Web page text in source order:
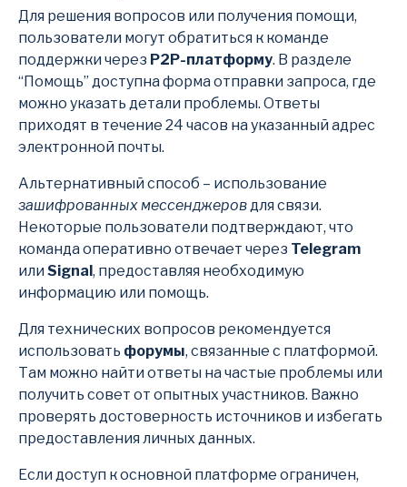
Для решения вопросов или получения помощи,
пользователи могут обратиться к команде
поддержки через P2P-платформу. В разделе
“Помощь” доступна форма отправки запроса, где
можно указать детали проблемы. Ответы
приходят в течение 24 часов на указанный адрес
электронной почты.
Альтернативный способ – использование
зашифрованных мессенджеровдля связи.
Некоторые пользователи подтверждают, что
команда оперативно отвечает через Telegram
или Signal , предоставляя необходимую
информацию или помощь.
Для технических вопросов рекомендуется
использовать форумы, связанные с платформой.
Там можно найти ответы на частые проблемы или
получить совет от опытных участников. Важно
проверять достоверность источников и избегать
предоставления личных данных.
Если доступ к основной платформе ограничен,